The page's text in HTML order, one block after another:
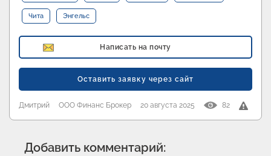
Чита Энгельс
Написать на почту
Оставить заявку через сайт
Дмитрий ООО Финанс Брокер 20 августа 2025 82
Добавить комментарий: